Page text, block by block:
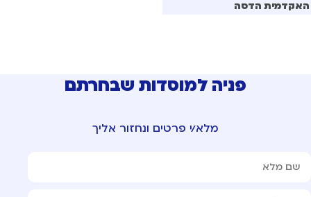
הדסה
פניה למוסדות שבחרתם
מלא/י פרטים ונחזור אליך